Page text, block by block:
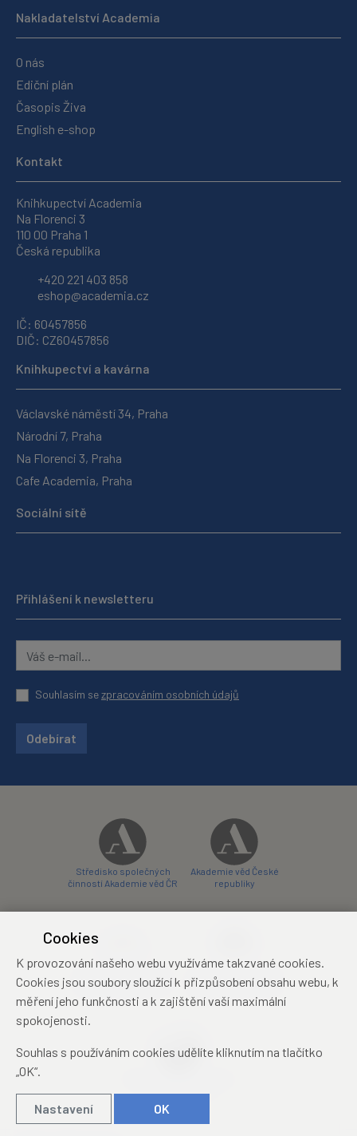
Nakladatelství Academia
O nás
Ediční plán
Časopis Živa
English e-shop
Kontakt
Knihkupectví Academia
Na Florenci 3
110 00 Praha 1
Česká republika
+420 221 403 858
eshop@academia.cz
IČ: 60457856
DIČ: CZ60457856
Knihkupectví a kavárna
Václavské náměstí 34, Praha
Národní 7, Praha
Na Florenci 3, Praha
Cafe Academia, Praha
Sociální sítě
Přihlášení k newsletteru
Souhlasím sezpracováním osobních údajů
Odebírat
Středisko společných
činností Akademie věd ČR
Akademie věd České
republiky
konferenční centrum
Zámecký hotel Třešť
konferenční centrum
Cookies
K provozování našeho webu využíváme takzvané cookies.
Cookies jsou soubory sloužící k přizpůsobení obsahu webu, k
měření jeho funkčnosti a k zajištění vaší maximální
spokojenosti.
Souhlas s používáním cookies udělíte kliknutím na tlačítko
„OK“.
Nastavení OK